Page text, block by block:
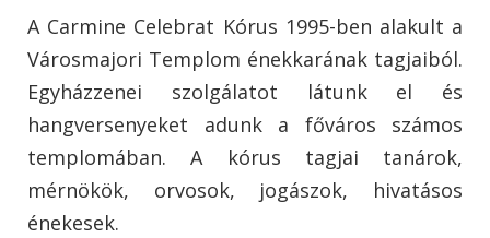
A Carmine Celebrat Kórus 1995-ben alakult a
Városmajori Templom énekkarának tagjaiból.
Egyházzenei szolgálatot látunk el és
hangversenyeket adunk a főváros számos
templomában. A kórus tagjai tanárok,
mérnökök, orvosok, jogászok, hivatásos
énekesek.